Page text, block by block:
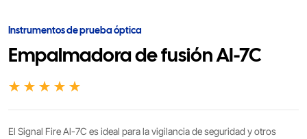
Instrumentos de prueba óptica
Empalmadora de fusión AI-7C
El Signal Fire Al-7C es ideal para la vigilancia de seguridad y otros